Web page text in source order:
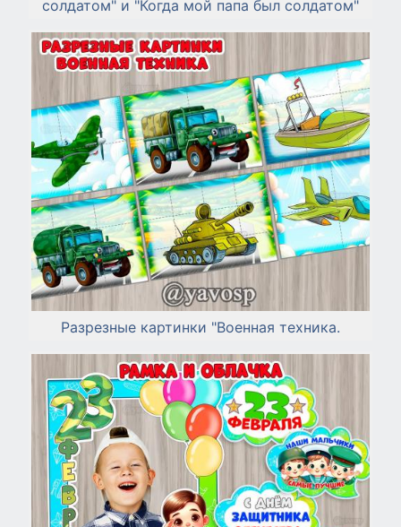
солдатом" и "Когда мой папа был солдатом"
Разрезные картинки "Военная техника.